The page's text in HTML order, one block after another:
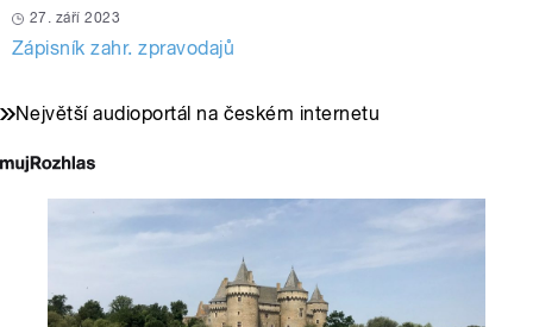
27. září 2023
Zápisník zahr. zpravodajů
Největší audioportál na českém internetu